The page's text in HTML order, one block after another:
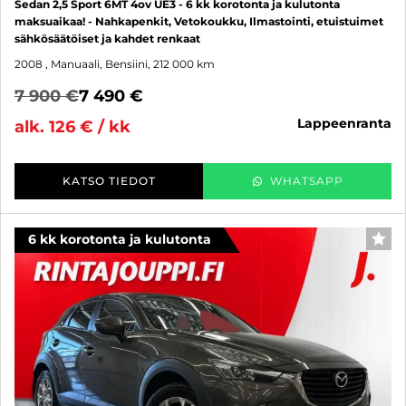
Sedan 2,5 Sport 6MT 4ov UE3 - 6 kk korotonta ja kulutonta
maksuaikaa! - Nahkapenkit, Vetokoukku, Ilmastointi, etuistuimet
sähkösäätöiset ja kahdet renkaat
2008 , Manuaali, Bensiini, 212 000 km
7 900 €7 490 €
alk. 126 € / kk
lappeenranta
KATSO TIEDOT WHATSAPP
6 kk korotonta ja kulutonta